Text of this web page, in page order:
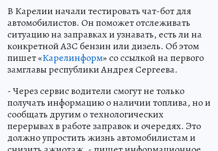
В Карелии начали тестировать чат-бот для
автомобилистов. Он поможет отслеживать
ситуацию на заправках и узнавать, есть ли на
конкретной АЗС бензин или дизель. Об этом
пишет «Карелинформ» со ссылкой на первого
замглавы республики Андрея Сергеева.
- Через сервис водители смогут не только
получать информацию о наличии топлива, но и
сообщать другим о технологических
перерывах в работе заправок и очередях. Это
должно упростить жизнь автомобилистам и